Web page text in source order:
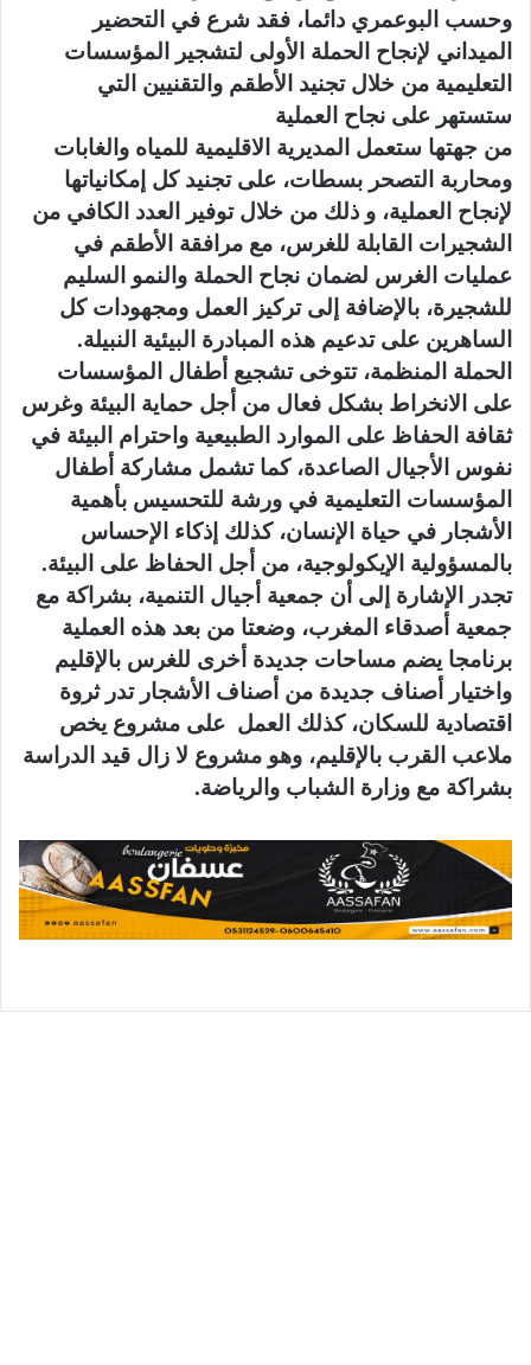
وحسب البوعمري دائما، فقد شرع في التحضير
الميداني لإنجاح الحملة الأولى لتشجير المؤسسات
التعليمية من خلال تجنيد الأطقم والتقنيين التي
ستستهر على نجاح العملية
من جهتها ستعمل المديرية الاقليمية للمياه والغابات
ومحاربة التصحر بسطات، على تجنيد كل إمكانياتها
لإنجاح العملية، و ذلك من خلال توفير العدد الكافي من
الشجيرات القابلة للغرس، مع مرافقة الأطقم في
عمليات الغرس لضمان نجاح الحملة والنمو السليم
للشجيرة، بالإضافة إلى تركيز العمل ومجهودات كل
الساهرين على تدعيم هذه المبادرة البيئية النبيلة.
الحملة المنظمة، تتوخى تشجيع أطفال المؤسسات
على الانخراط بشكل فعال من أجل حماية البيئة وغرس
ثقافة الحفاظ على الموارد الطبيعية واحترام البيئة في
نفوس الأجيال الصاعدة، كما تشمل مشاركة أطفال
المؤسسات التعليمية في ورشة للتحسيس بأهمية
الأشجار في حياة الإنسان، كذلك إذكاء الإحساس
بالمسؤولية الإيكولوجية، من أجل الحفاظ على البيئة.
تجدر الإشارة إلى أن جمعية أجيال التنمية، بشراكة مع
جمعية أصدقاء المغرب، وضعتا من بعد هذه العملية
برنامجا يضم مساحات جديدة أخرى للغرس بالإقليم
واختيار أصناف جديدة من أصناف الأشجار تدر ثروة
اقتصادية للسكان، كذلك العمل على مشروع يخص
ملاعب القرب بالإقليم، وهو مشروع لا زال قيد الدراسة
بشراكة مع وزارة الشباب والرياضة.